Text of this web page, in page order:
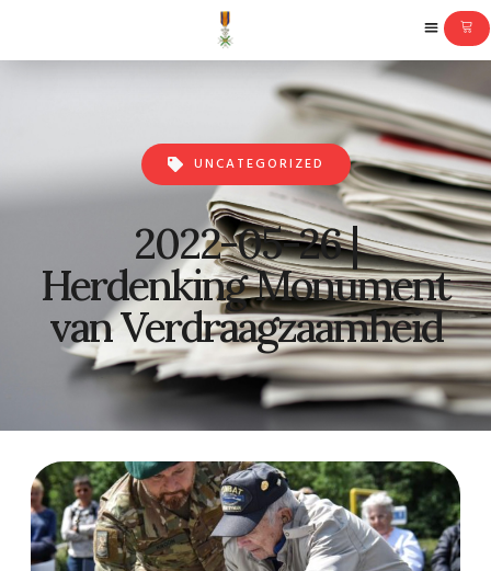
UNCATEGORIZED
2022-05-26 |
Herdenking Monument
van Verdraagzaamheid